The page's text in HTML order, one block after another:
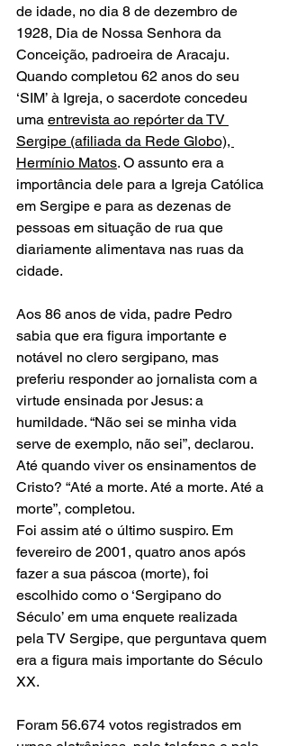
de idade, no dia 8 de dezembro de
1928, Dia de Nossa Senhora da
Conceição, padroeira de Aracaju.
Quando completou 62 anos do seu
‘SIM’ à Igreja, o sacerdote concedeu
uma entrevista ao repórter da TV
Sergipe (afiliada da Rede Globo),
Hermínio Matos. O assunto era a
importância dele para a Igreja Católica
em Sergipe e para as dezenas de
pessoas em situação de rua que
diariamente alimentava nas ruas da
cidade.
Aos 86 anos de vida, padre Pedro
sabia que era figura importante e
notável no clero sergipano, mas
preferiu responder ao jornalista com a
virtude ensinada por Jesus: a
humildade. “Não sei se minha vida
serve de exemplo, não sei”, declarou.
Até quando viver os ensinamentos de
Cristo? “Até a morte. Até a morte. Até a
morte”, completou.
Foi assim até o último suspiro. Em
fevereiro de 2001, quatro anos após
fazer a sua páscoa (morte), foi
escolhido como o ‘Sergipano do
Século’ em uma enquete realizada
pela TV Sergipe, que perguntava quem
era a figura mais importante do Século
XX.
Foram 56.674 votos registrados em